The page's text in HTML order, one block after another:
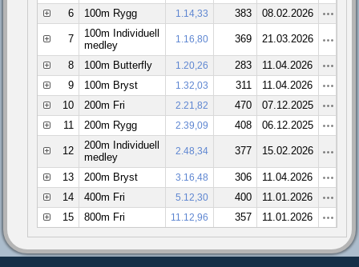
6
100m Rygg 1.14,33 383 08.02.2026
7
100m Individuell
medley
1.16,80 369 21.03.2026
8 100m Butterfly 1.20,26 283
11.04.2026
9
100m Bryst 1.32,03 311
11.04.2026
10
200m Fri 2.21,82 470
07.12.2025
11
200m Rygg 2.39,09 408 06.12.2025
12
200m Individuell
medley
2.48,34 377 15.02.2026
13 200m Bryst 3.16,48 306
11.04.2026
14
400m Fri 5.12,30 400
11.01.2026
15
800m Fri 11.12,96 357 11.01.2026